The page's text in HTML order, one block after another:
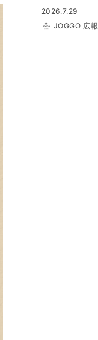
2026.7.29
JOGGO 広報